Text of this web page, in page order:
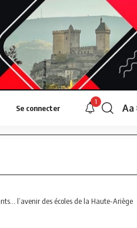
Se connecter
1
Font
Aa
l’avenir des écoles de la Haute-Ariège